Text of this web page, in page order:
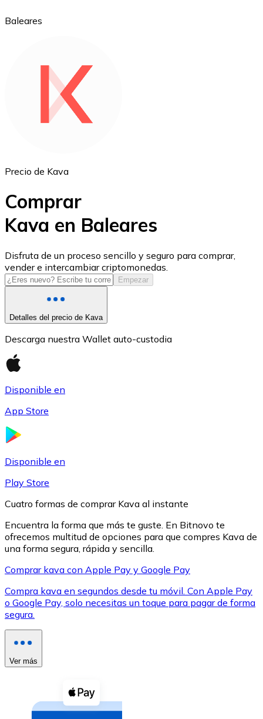
Ethereum
USD Coin
USDC
XRP
XRP
Ver todo
Compra criptomonedas con efectivo en tu tienda más
Baleares
Precio de Kava
Comprar
Kava en Baleares
Disfruta de un proceso sencillo y seguro para comprar,
vender e intercambiar criptomonedas.
Empezar
Detalles del precio de Kava
Descarga nuestra Wallet auto-custodia
Disponible en
App Store
Disponible en
Play Store
Cuatro formas de comprar Kava al instante
Encuentra la forma que más te guste. En Bitnovo te
ofrecemos multitud de opciones para que compres Kava de
una forma segura, rápida y sencilla.
Comprar kava con Apple Pay y Google Pay
Compra kava en segundos desde tu móvil. Con Apple Pay
o Google Pay, solo necesitas un toque para pagar de forma
segura.
Ver más